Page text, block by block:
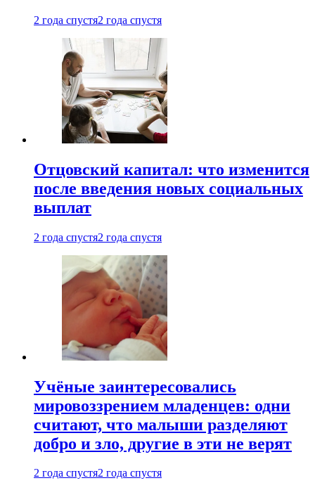
2 года спустя2 года спустя
Отцовский капитал: что изменится
после введения новых социальных
выплат
2 года спустя2 года спустя
Учёные заинтересовались
мировоззрением младенцев: одни
считают, что малыши разделяют
добро и зло, другие в эти не верят
2 года спустя2 года спустя